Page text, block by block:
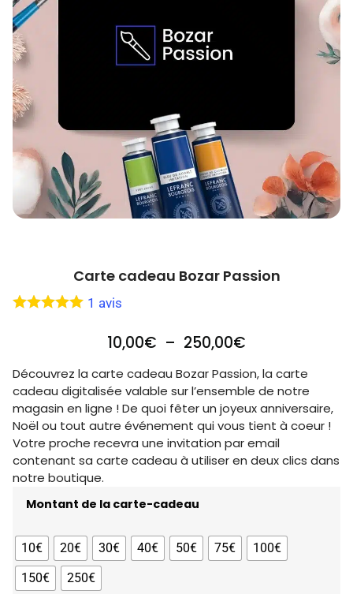
Carte cadeau Bozar Passion
1 avis
10,00€ – 250,00€
Découvrez la carte cadeau Bozar Passion, la carte
cadeau digitalisée valable sur l’ensemble de notre
magasin en ligne ! De quoi fêter un joyeux anniversaire,
Noël ou tout autre événement qui vous tient à coeur !
Votre proche recevra une invitation par email
contenant sa carte cadeau à utiliser en deux clics dans
notre boutique.
Montant de la carte-cadeau
10€ 20€ 30€ 40€ 50€ 75€
100€
150€
250€